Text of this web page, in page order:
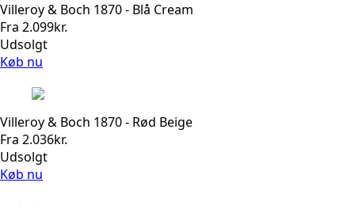
Villeroy & Boch 1870 - Blå Cream
Fra 2.099kr.
Udsolgt
Køb nu
Villeroy & Boch 1870 - Rød Beige
Fra 2.036kr.
Udsolgt
Køb nu